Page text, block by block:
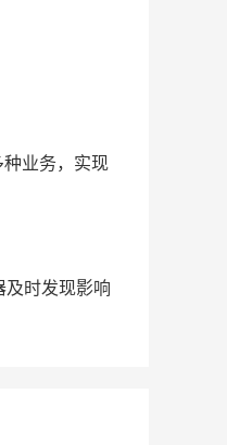
业务，实现
及时发现影响